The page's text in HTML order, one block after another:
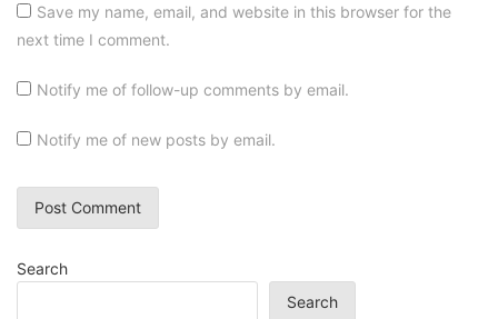
Save my name, email, and website in this browser for the
next time I comment.
Notify me of follow-up comments by email.
Notify me of new posts by email.
Search
Search